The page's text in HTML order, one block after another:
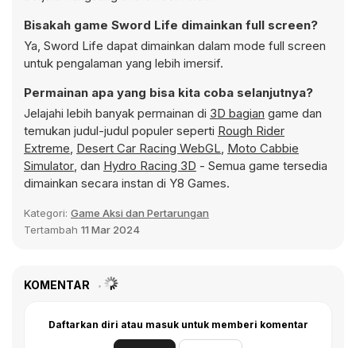
Bisakah game Sword Life dimainkan full screen?
Ya, Sword Life dapat dimainkan dalam mode full screen
untuk pengalaman yang lebih imersif.
Permainan apa yang bisa kita coba selanjutnya?
Jelajahi lebih banyak permainan di 3D bagian game dan
temukan judul-judul populer seperti Rough Rider
Extreme, Desert Car Racing WebGL, Moto Cabbie
Simulator, dan Hydro Racing 3D - Semua game tersedia
dimainkan secara instan di Y8 Games.
Kategori: Game Aksi dan Pertarungan
Tertambah 11 Mar 2024
KOMENTAR
Daftarkan diri atau masuk untuk memberi komentar